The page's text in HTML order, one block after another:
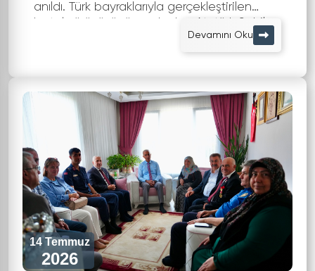
anıldı. Türk bayraklarıyla gerçekleştirilen
kortej yürüyüşünün ardından Atatürk Sahil
Parkı’nda anma programı düzenle...
Devamını Oku
14 Temmuz
2026